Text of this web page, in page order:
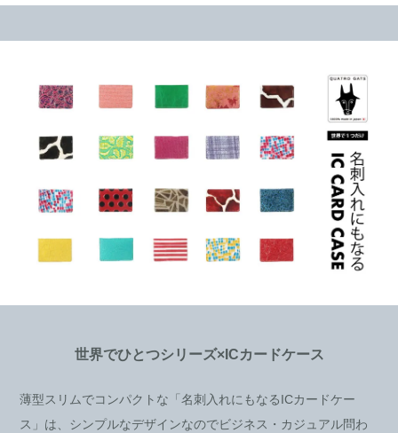
世界でひとつシリーズ×ICカードケース
薄型スリムでコンパクトな「名刺入れにもなるICカードケー
ス」は、シンプルなデザインなのでビジネス・カジュアル問わ